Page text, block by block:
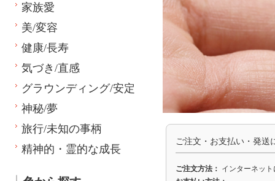
ご注文・お支払い・発送
ご注文方法： インターネッ
家族愛
美/変容
健康/長寿
気づき/直感
グラウンディング/安定
神秘/夢
旅行/未知の事柄
精神的・霊的な成長